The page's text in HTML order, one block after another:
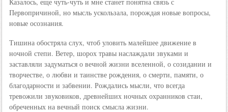
Первопричиной, но мысль ускользала, порождая новые вопросы,
новые осознания.
Тишина обостряла слух, чтоб уловить малейшее движение в
ночной степи. Ветер, шорох травы наслаждали звуками и
заставляли задуматься о вечной жизни вселенной, о созидании и
творчестве, о любви и таинстве рождения, о смерти, памяти, о
благодарности и забвении. Рождались мысли, что всегда
тревожили звуковиков, древнейших ночных охранников стаи,
обреченных на вечный поиск смысла жизни.